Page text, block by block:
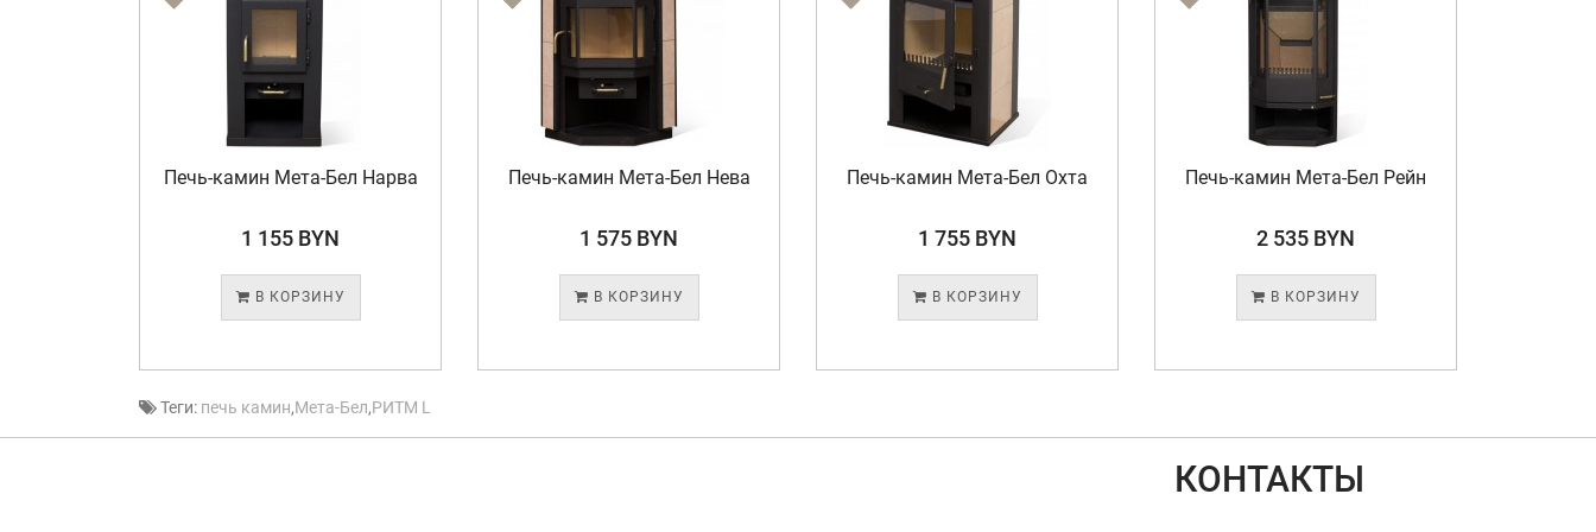
Печь-камин Мета-Бел Нарва
1 155 BYN
В КОРЗИНУ
Печь-камин Мета-Бел Нева
1 575 BYN
В КОРЗИНУ
Печь-камин Мета-Бел Охта
1 755 BYN
В КОРЗИНУ
Печь-камин Мета-Бел Рейн
2 535 BYN
В КОРЗИНУ
Теги: печь камин,Мета-Бел,РИТМ L
КОНТАКТЫ